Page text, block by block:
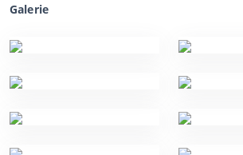
Galerie